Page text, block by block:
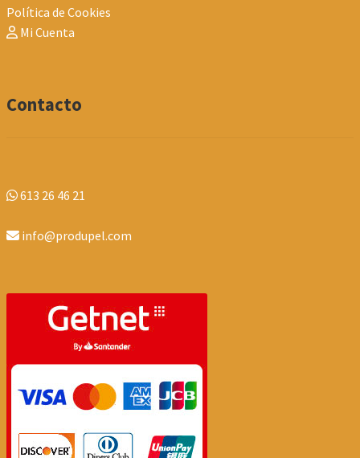
Política de Cookies
Mi Cuenta
Contacto
613 26 46 21
info@produpel.com